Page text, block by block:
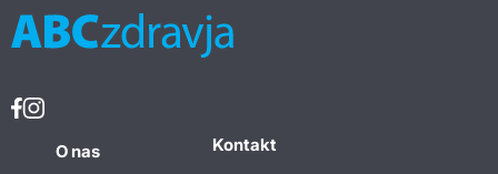
O nas
Kontakt